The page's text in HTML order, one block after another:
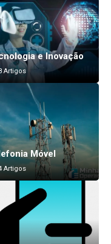
e Inovação
Artigos
Móvel
Artigos